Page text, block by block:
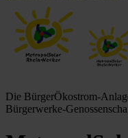
Die BürgerÖkostrom-
Bürgerwerke-